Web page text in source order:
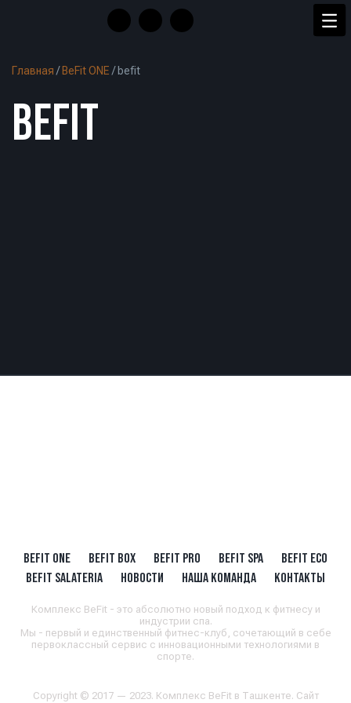
Главная / BeFit ONE / befit
BEFIT
BEFIT ONE BEFIT BOX BEFIT PRO BEFIT SPA
BEFIT ECO
BEFIT SALATERIA
НОВОСТИ НАША КОМАНДА КОНТАКТЫ
Комплекс BeFit - это абсолютно новый подход к фитнесу и
индустрии спа.
Мы - первый и единственный фитнес-клуб, сочетающий в себе
первоклассный сервис с инновационными технологиями в
спорте.
Copyright © 2017 — 2023. Комплекс BeFit в Ташкенте. Сайт